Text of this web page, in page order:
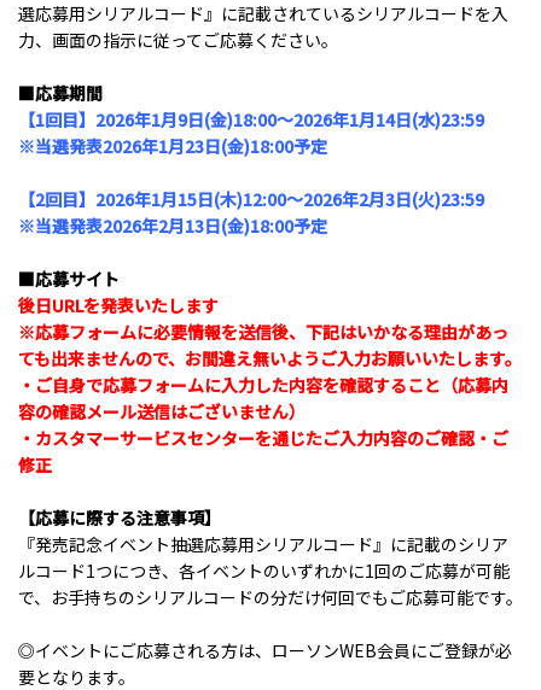
選応募用シリアルコード』に記載されているシリアルコードを入
力、画面の指示に従ってご応募ください。
■応募期間
【1回目】 2026年1月9日(金)18:00～2026年1月14日(水)23:59
※当選発表2026年1月23日(金)18:00予定
【2回目】 2026年1月15日(木)12:00～2026年2月3日(火)23:59
※当選発表2026年2月13日(金)18:00予定
■応募サイト
後日URLを発表いたします
※応募フォームに必要情報を送信後、下記はいかなる理由があっ
ても出来ませんので、お間違え無いようご入力お願いいたします。
・ご自身で応募フォームに入力した内容を確認すること（応募内
容の確認メール送信はございません）
・カスタマーサービスセンターを通じたご入力内容のご確認・ご
修正
【応募に際する注意事項】
『発売記念イベント抽選応募用シリアルコード』に記載のシリア
ルコード1つにつき、各イベントのいずれかに1回のご応募が可能
で、お手持ちのシリアルコードの分だけ何回でもご応募可能です。
◎イベントにご応募される方は、ローソンWEB会員にご登録が必
要となります。